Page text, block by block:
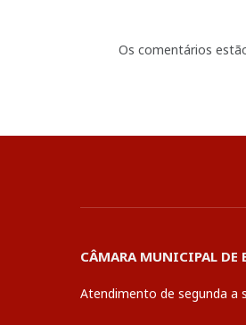
Os comentários
CÂMARA MUNICIPAL DE
Atendimento de segunda a